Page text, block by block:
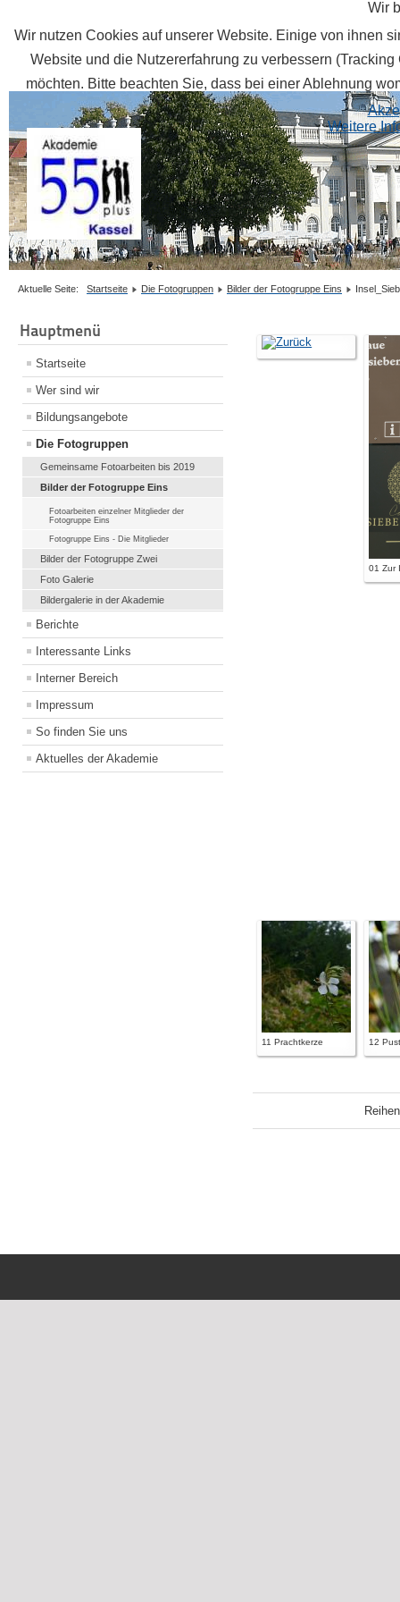
Aktuelle Seite: Startseite Die Fotogruppen Bilder der Fotogruppe Eins
Hauptmenü
Startseite
Wer sind wir
Bildungsangebote
Die Fotogruppen
Gemeinsame Fotoarbeiten bis 2019
Bilder der Fotogruppe Eins
Fotoarbeiten einzelner Mitglieder der
Fotogruppe Eins
Fotogruppe Eins - Die Mitglieder
Bilder der Fotogruppe Zwei
Foto Galerie
Bildergalerie in der Akademie
Berichte
Interessante Links
Interner Bereich
Impressum
So finden Sie uns
Aktuelles der Akademie
01 Zur
11 Prachtkerze 12
Wir
Wir nutzen Cookies auf unserer Website. Einige von ihnen
Website und die Nutzererfahrung zu verbessern
möchten. Bitte beachten Sie, dass bei einer Ablehnung
Weitere